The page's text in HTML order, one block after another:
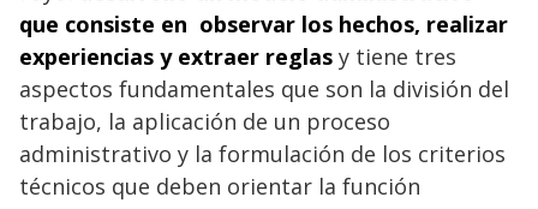
que consiste en observar los hechos, realizar
experiencias y extraer reglas y tiene tres
aspectos fundamentales que son la división del
trabajo, la aplicación de un proceso
administrativo y la formulación de los criterios
técnicos que deben orientar la función